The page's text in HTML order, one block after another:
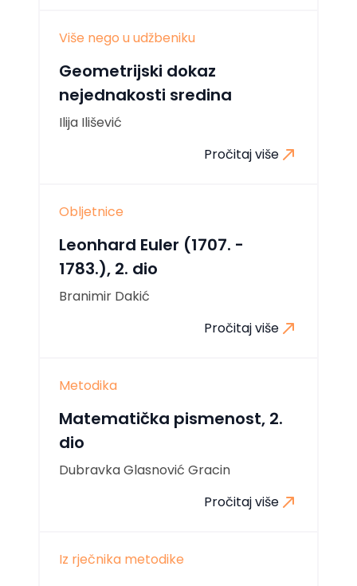
Više nego u udžbeniku
Geometrijski dokaz
nejednakosti sredina
Ilija Ilišević
Pročitaj više
Obljetnice
Leonhard Euler (1707. -
1783.), 2. dio
Branimir Dakić
Pročitaj više
Metodika
Matematička pismenost, 2.
dio
Dubravka Glasnović Gracin
Pročitaj više
Iz rječnika metodike